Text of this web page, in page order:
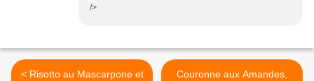
/>
< Risotto au Mascarpone et
Couronne aux Amandes,